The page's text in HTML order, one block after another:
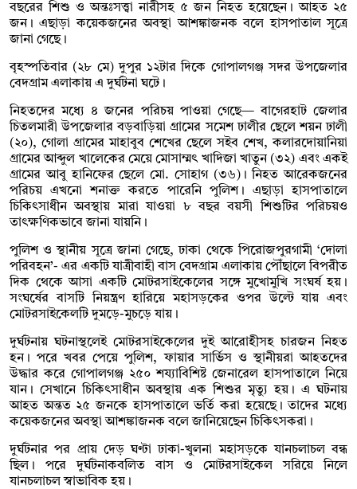
বছরের শিশু ও অন্তঃসত্ত্বা নারীসহ ৫ জন নিহত হয়েছেন। আহত ২৫
জন। এছাড়া কয়েকজনের অবস্থা আশঙ্কাজনক বলে হাসপাতাল সূত্রে
জানা গেছে।
বৃহস্পতিবার (২৮ মে) দুপুর ১২টার দিকে গোপালগঞ্জ সদর উপজেলার
বেদগ্রাম এলাকায় এ দুর্ঘটনা ঘটে।
নিহতদের মধ্যে ৪ জনের পরিচয় পাওয়া গেছে— বাগেরহাট জেলার
চিতলমারী উপজেলার বড়বাড়িয়া গ্রামের সমেশ ঢালীর ছেলে শয়ন ঢালী
(২০), গোলা গ্রামের মাহাবুব শেখের ছেলে সইব শেখ, কলারদোয়ানিয়া
গ্রামের আব্দুল খালেকের মেয়ে মোসাম্মৎ খাদিজা খাতুন (৩২) এবং একই
গ্রামের আবু হানিফের ছেলে মো. সোহাগ (৩৬)। নিহত আরেকজনের
পরিচয় এখনো শনাক্ত করতে পারেনি পুলিশ। এছাড়া হাসপাতালে
চিকিৎসাধীন অবস্থায় মারা যাওয়া ৮ বছর বয়সী শিশুটির পরিচয়ও
তাৎক্ষণিকভাবে জানা যায়নি।
পুলিশ ও স্থানীয় সূত্রে জানা গেছে, ঢাকা থেকে পিরোজপুরগামী ‘দোলা
পরিবহন’- এর একটি যাত্রীবাহী বাস বেদগ্রাম এলাকায় পৌঁছালে বিপরীত
দিক থেকে আসা একটি মোটরসাইকেলের সঙ্গে মুখোমুখি সংঘর্ষ হয়।
সংঘর্ষের বাসটি নিয়ন্ত্রণ হারিয়ে মহাসড়কের ওপর উল্টে যায় এবং
মোটরসাইকেলটি দুমড়ে-মুচড়ে যায়।
দুর্ঘটনায় ঘটনাস্থলেই মোটরসাইকেলের দুই আরোহীসহ চারজন নিহত
হন। পরে খবর পেয়ে পুলিশ, ফায়ার সার্ভিস ও স্থানীয়রা আহতদের
উদ্ধার করে গোপালগঞ্জ ২৫০ শয্যাবিশিষ্ট জেনারেল হাসপাতালে নিয়ে
যান। সেখানে চিকিৎসাধীন অবস্থায় এক শিশুর মৃত্যু হয়। এ ঘটনায়
আহত অন্তত ২৫ জনকে হাসপাতালে ভর্তি করা হয়েছে। তাদের মধ্যে
কয়েকজনের অবস্থা আশঙ্কাজনক বলে জানিয়েছেন চিকিৎসকরা।
দুর্ঘটনার পর প্রায় দেড় ঘণ্টা ঢাকা-খুলনা মহাসড়কে যানচলাচল বন্ধ
ছিল। পরে দুর্ঘটনাকবলিত বাস ও মোটরসাইকেল সরিয়ে নিলে
যানচলাচল স্বাভাবিক হয়।